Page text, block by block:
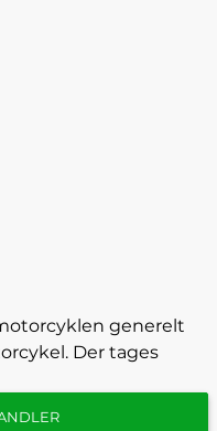
generelt
Der tages